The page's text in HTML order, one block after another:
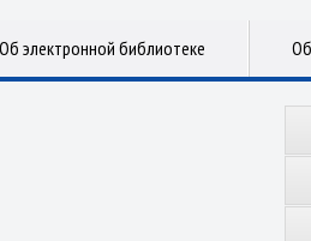
Об электронной библиотеке